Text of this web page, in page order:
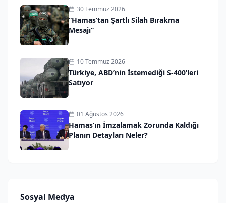
30 Temmuz 2026
“Hamas’tan Şartlı Silah Bırakma
Mesajı”
10 Temmuz 2026
Türkiye, ABD’nin İstemediği S-400’leri
Satıyor
01 Ağustos 2026
Hamas’ın İmzalamak Zorunda Kaldığı
Planın Detayları Neler?
Sosyal Medya